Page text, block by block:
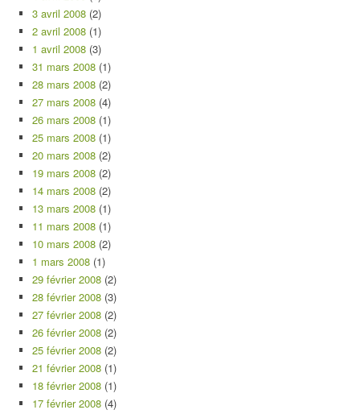
3 avril 2008 (2)
2 avril 2008 (1)
1 avril 2008 (3)
31 mars 2008 (1)
28 mars 2008 (2)
27 mars 2008 (4)
26 mars 2008 (1)
25 mars 2008 (1)
20 mars 2008 (2)
19 mars 2008 (2)
14 mars 2008 (2)
13 mars 2008 (1)
11 mars 2008 (1)
10 mars 2008 (2)
1 mars 2008 (1)
29 février 2008 (2)
28 février 2008 (3)
27 février 2008 (2)
26 février 2008 (2)
25 février 2008 (2)
21 février 2008 (1)
18 février 2008 (1)
17 février 2008 (4)